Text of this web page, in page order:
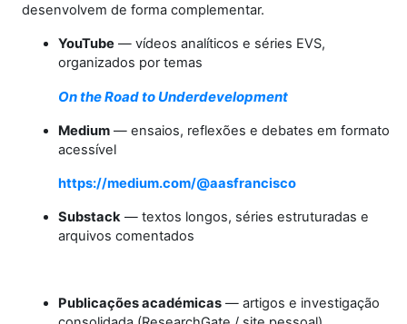
desenvolvem de forma complementar.
YouTube — vídeos analíticos e séries EVS,
organizados por temas
On the Road to Underdevelopment
Medium — ensaios, reflexões e debates em formato
acessível
https://medium.com/@aasfrancisco
Substack — textos longos, séries estruturadas e
arquivos comentados
Publicações académicas — artigos e investigação